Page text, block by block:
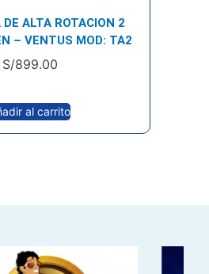
DE ALTA ROTACION 2
– VENTUS MOD: TA2
S/899.00
al carrito